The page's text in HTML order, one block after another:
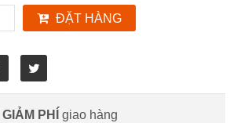
ĐẶT HÀNG
PHÍ
giao hàng